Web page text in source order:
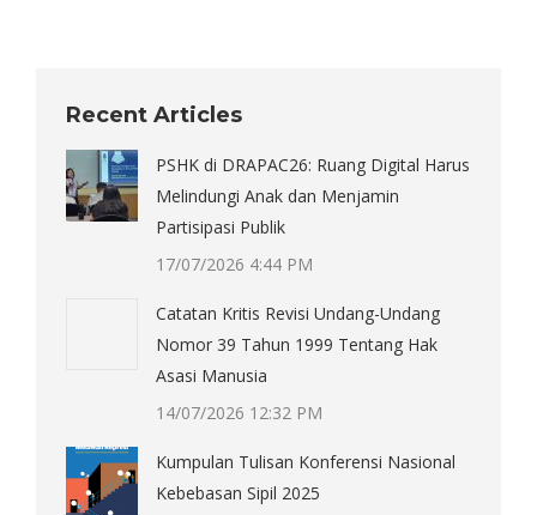
Recent Articles
PSHK di DRAPAC26: Ruang Digital Harus
Melindungi Anak dan Menjamin
Partisipasi Publik
17/07/2026 4:44 PM
Catatan Kritis Revisi Undang-Undang
Nomor 39 Tahun 1999 Tentang Hak
Asasi Manusia
14/07/2026 12:32 PM
Kumpulan Tulisan Konferensi Nasional
Kebebasan Sipil 2025